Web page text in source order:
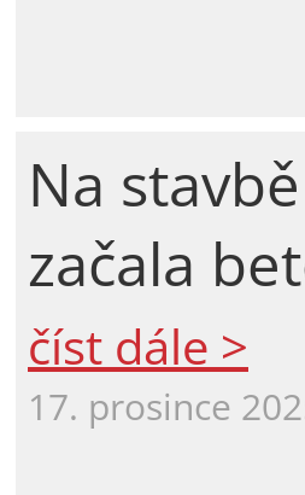
Na
začala
číst dále >
17. prosince